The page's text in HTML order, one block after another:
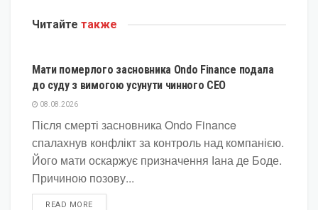
Читайте также
Мати померлого засновника Ondo Finance подала
до суду з вимогою усунути чинного CEO
08.08.2026
Після смерті засновника Ondo Finance
спалахнув конфлікт за контроль над компанією.
Його мати оскаржує призначення Іана де Боде.
Причиною позову...
READ MOREDETAILS